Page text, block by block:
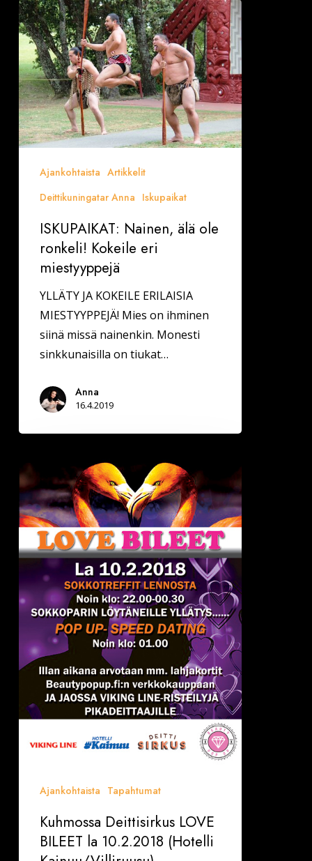
ISKUPAIKAT:
Nainen,
älä
ole
ronkeli!
Kokeile
eri
miestyyppejä
Ajankohtaista Artikkelit
Deittikuningatar Anna Iskupaikat
ISKUPAIKAT: Nainen, älä ole
ronkeli! Kokeile eri
miestyyppejä
YLLÄTY JA KOKEILE ERILAISIA
MIESTYYPPEJÄ! Mies on ihminen
siinä missä nainenkin. Monesti
sinkkunaisilla on tiukat…
Anna
16.4.2019
Kuhmossa
Deittisirkus
LOVE
BILEET
10.2.2018
(Hotelli
Kainuu/Villiruusu)
Ajankohtaista Tapahtumat
Kuhmossa Deittisirkus LOVE
BILEET la 10.2.2018 (Hotelli